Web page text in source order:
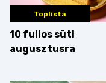
Toplista
10 fullos süti
augusztusra